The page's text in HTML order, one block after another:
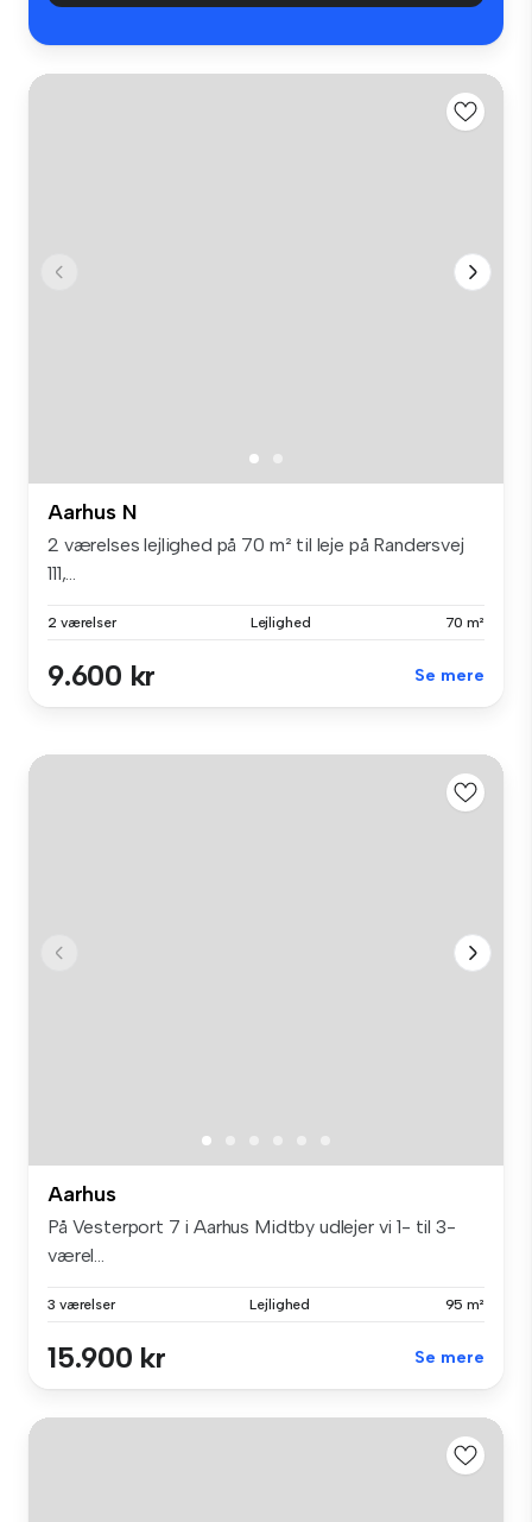
Aarhus N
2 værelses lejlighed på 70 m² til leje på Randersvej
111,...
2 værelser Lejlighed 70 m²
9.600 kr Se mere
Aarhus
På Vesterport 7 i Aarhus Midtby udlejer vi 1- til 3-
værel...
3 værelser Lejlighed 95 m²
15.900 kr Se mere